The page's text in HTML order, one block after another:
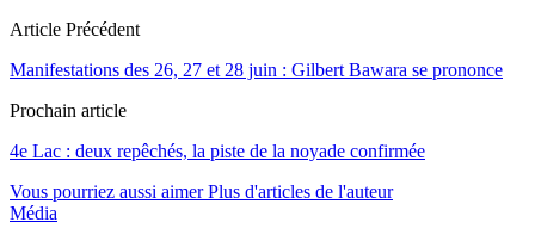
Article Précédent
Manifestations des 26, 27 et 28 juin : Gilbert Bawara se prononce
Prochain article
4e Lac : deux repêchés, la piste de la noyade confirmée
Vous pourriez aussi aimer Plus d'articles de l'auteur
Média